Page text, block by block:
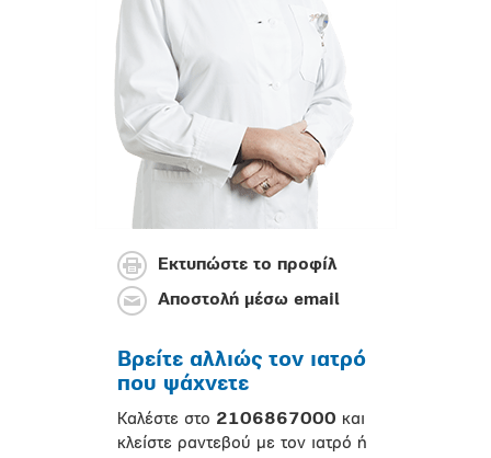
Εκτυπώστε το προφίλ
Αποστολή μέσω email
Βρείτε αλλιώς τον ιατρό
που ψάχνετε
Καλέστε στο 2106867000 και
κλείστε ραντεβού με τον ιατρό ή